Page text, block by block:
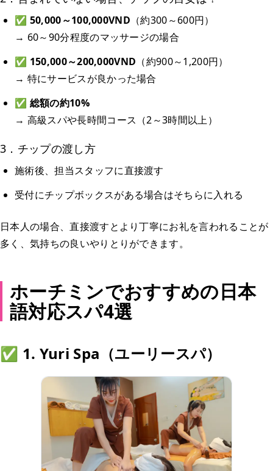
✅ 50,000～100,000VND （約300～600円）
→ 60～90分程度のマッサージの場合
✅ 150,000～200,000VND （約900～1,200円）
→ 特にサービスが良かった場合
✅ 総額の約10%
→ 高級スパや長時間コース（2～3時間以上）
3．チップの渡し方
施術後、担当スタッフに直接渡す
受付にチップボックスがある場合はそちらに入れる
日本人の場合、直接渡すとより丁寧にお礼を言われることが
多く、気持ちの良いやりとりができます。
ホーチミンでおすすめの日本
語対応スパ4選
✅ 1. Yuri Spa（ユーリースパ）